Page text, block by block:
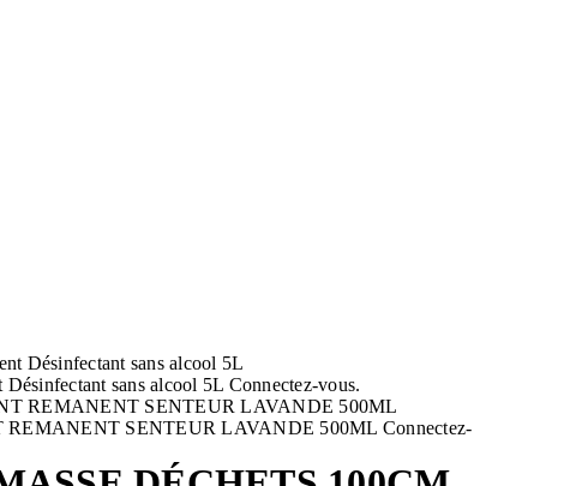
sans alcool 5L Connectez-vous.
REMANENT SENTEUR LAVANDE 500ML Connectez-